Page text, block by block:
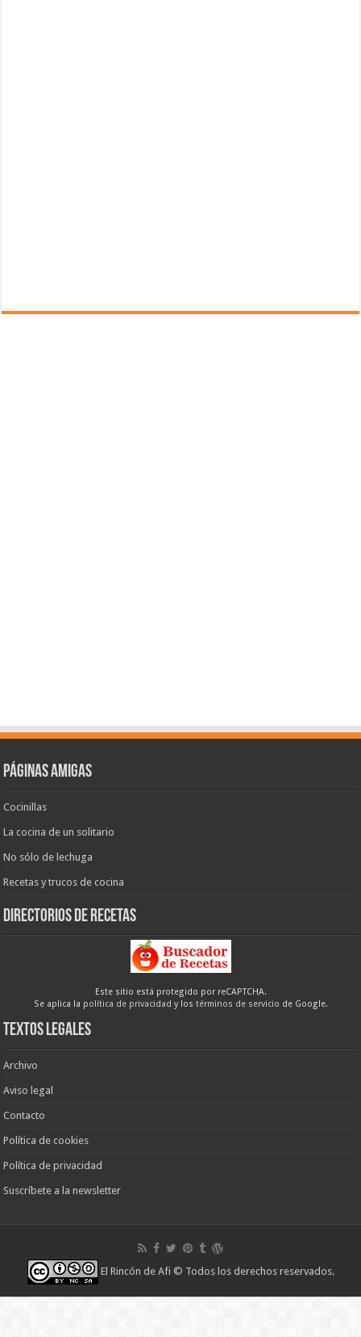
Páginas amigas
Cocinillas
La cocina de un solitario
No sólo de lechuga
Recetas y trucos de cocina
Directorios de recetas
Este sitio está protegido por reCAPTCHA.
Se aplica la política de privacidad y los términos de servicio de Google.
Textos legales
Archivo
Aviso legal
Contacto
Política de cookies
Política de privacidad
Suscríbete a la newsletter
El Rincón de Afi © Todos los derechos reservados.